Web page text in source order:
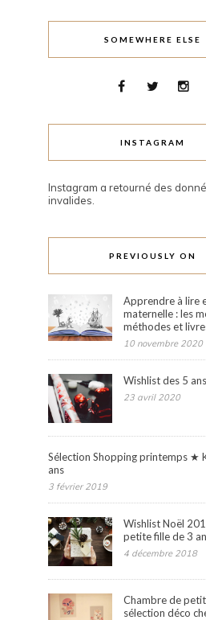
SOMEWHERE ELSE
INSTAGRAM
Instagram a retourné des
invalides.
PREVIOUSLY ON
Apprendre à lire
maternelle : les
méthodes et
10 novembre 2020
Wishlist des 5
23 avril 2020
Sélection Shopping printemps ★
ans
3 février 2019
Wishlist Noël
petite fille de 3
4 décembre 2018
Chambre de
sélection déco